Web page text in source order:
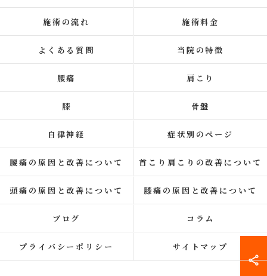
施術の流れ 施術料金
よくある質問 当院の特徴
腰痛 肩こり
膝 骨盤
自律神経 症状別のページ
腰痛の原因と改善について 首こり肩こりの改善について
頭痛の原因と改善について 膝痛の原因と改善について
ブログ コラム
プライバシーポリシー サイトマップ